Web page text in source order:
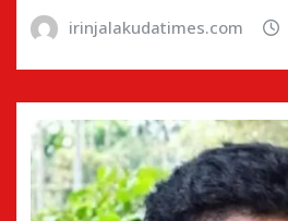
irinjalakudatimes.com